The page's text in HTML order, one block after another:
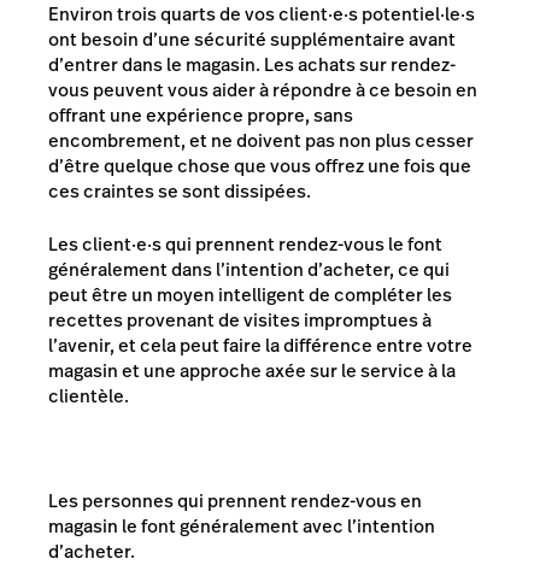
Environ trois quarts de vos client·e·s potentiel·le·s
ont besoin d’une sécurité supplémentaire avant
d’entrer dans le magasin. Les achats sur rendez-
vous peuvent vous aider à répondre à ce besoin en
offrant une expérience propre, sans
encombrement, et ne doivent pas non plus cesser
d’être quelque chose que vous offrez une fois que
ces craintes se sont dissipées.
Les client·e·s qui prennent rendez-vous le font
généralement dans l’intention d’acheter, ce qui
peut être un moyen intelligent de compléter les
recettes provenant de visites impromptues à
l’avenir, et cela peut faire la différence entre votre
magasin et une approche axée sur le service à la
clientèle.
Les personnes qui prennent rendez-vous en
magasin le font généralement avec l’intention
d’acheter.